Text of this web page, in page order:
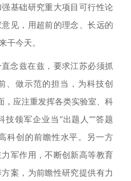
基础研究重大项目可行性论
见，用超前的理念、长远的
干今天。
念兹在兹，要求江苏必须抓
、做示范的担当，为科技创
，应注重发挥各类实验室、科
领军企业当“出题人”“答题
科创的前瞻性水平。另一方
军作用，不断创新高等教育
案，为前瞻性研究提供有力